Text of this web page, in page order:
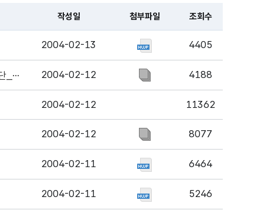
작성일 첨부파일 조회수
2004-02-13 4405
APEC_2004년_제1차_고위관리회의_및_관련회의_대표단_추천 2004-02-12 4188
2004-02-12 11362
2004-02-12 8077
2004-02-11 6464
2004-02-11 5246